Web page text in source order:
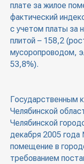
плате за жилое
фактический
с учетом платы за
плитой – 158,2
мусоропроводом,
53,8%).
Государственным
Челябинской
Челябинской
декабря 2005
помещение в
требованием